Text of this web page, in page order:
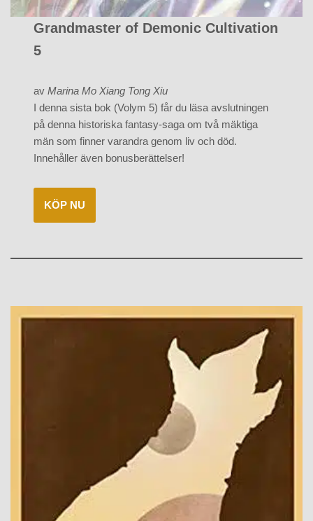
Grandmaster of Demonic Cultivation
5
avMarina Mo Xiang Tong Xiu
I denna sista bok (Volym 5) får du läsa avslutningen
på denna historiska fantasy-saga om två mäktiga
män som finner varandra genom liv och död.
Innehåller även bonusberättelser!
KÖP NU